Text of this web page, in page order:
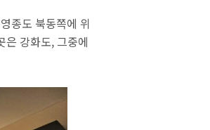
종도 북동쪽에 위
은 강화도, 그중에